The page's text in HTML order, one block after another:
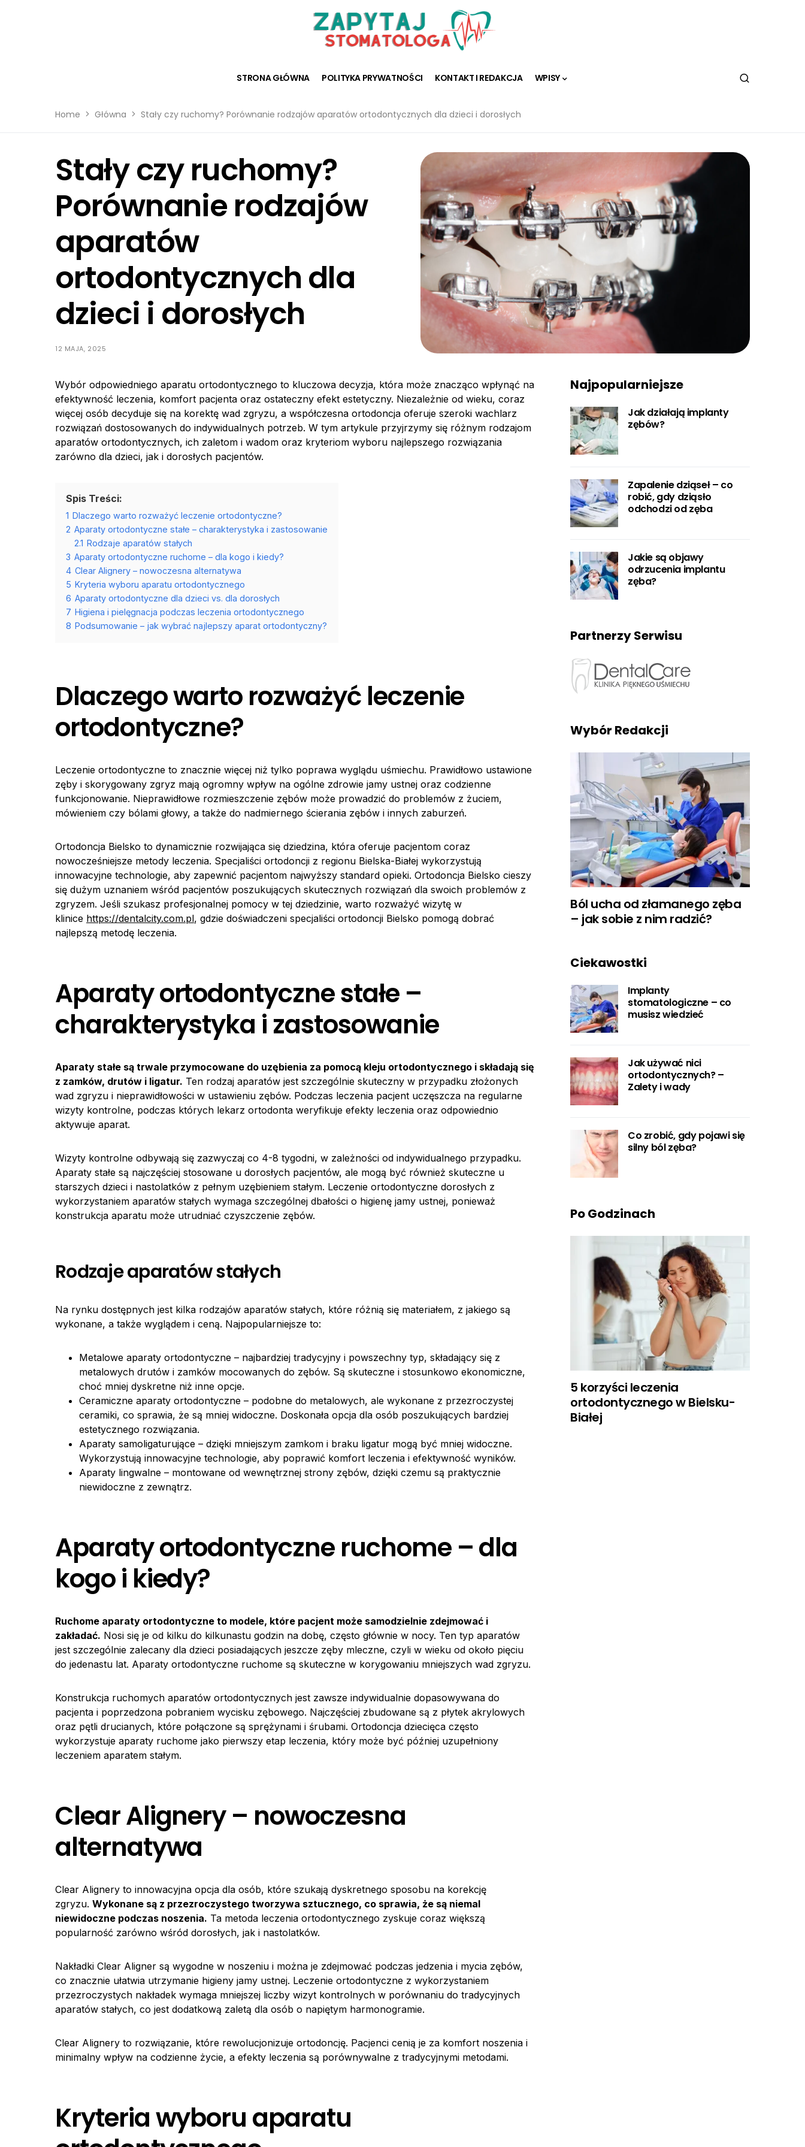
STRONA GŁÓWNA POLITYKA PRYWATNOŚCI KONTAKT I REDAKCJA WPISY
Home Główna Stały czy ruchomy? Porównanie rodzajów aparatów ortodontycznych dla dzieci i dorosłych
Stały czy ruchomy?
Porównanie rodzajów
aparatów
ortodontycznych dla
dzieci i dorosłych
12 MAJA, 2025
Wybór odpowiedniego aparatu ortodontycznego to kluczowa decyzja, która może znacząco wpłynąć na
efektywność leczenia, komfort pacjenta oraz ostateczny efekt estetyczny. Niezależnie od wieku, coraz
więcej osób decyduje się na korektę wad zgryzu, a współczesna ortodoncja oferuje szeroki wachlarz
rozwiązań dostosowanych do indywidualnych potrzeb. W tym artykule przyjrzymy się różnym rodzajom
aparatów ortodontycznych, ich zaletom i wadom oraz kryteriom wyboru najlepszego rozwiązania
zarówno dla dzieci, jak i dorosłych pacjentów.
Spis Treści:
1 Dlaczego warto rozważyć leczenie ortodontyczne?
2 Aparaty ortodontyczne stałe – charakterystyka i zastosowanie
2.1 Rodzaje aparatów stałych
3 Aparaty ortodontyczne ruchome – dla kogo i kiedy?
4 Clear Alignery – nowoczesna alternatywa
5 Kryteria wyboru aparatu ortodontycznego
6 Aparaty ortodontyczne dla dzieci vs. dla dorosłych
7 Higiena i pielęgnacja podczas leczenia ortodontycznego
8 Podsumowanie – jak wybrać najlepszy aparat ortodontyczny?
Dlaczego warto rozważyć leczenie
ortodontyczne?
Leczenie ortodontyczne to znacznie więcej niż tylko poprawa wyglądu uśmiechu. Prawidłowo ustawione
zęby i skorygowany zgryz mają ogromny wpływ na ogólne zdrowie jamy ustnej oraz codzienne
funkcjonowanie. Nieprawidłowe rozmieszczenie zębów może prowadzić do problemów z żuciem,
mówieniem czy bólami głowy, a także do nadmiernego ścierania zębów i innych zaburzeń.
Ortodoncja Bielsko to dynamicznie rozwijająca się dziedzina, która oferuje pacjentom coraz
nowocześniejsze metody leczenia. Specjaliści ortodoncji z regionu Bielska-Białej wykorzystują
innowacyjne technologie, aby zapewnić pacjentom najwyższy standard opieki. Ortodoncja Bielsko cieszy
się dużym uznaniem wśród pacjentów poszukujących skutecznych rozwiązań dla swoich problemów z
zgryzem. Jeśli szukasz profesjonalnej pomocy w tej dziedzinie, warto rozważyć wizytę w
klinice https://dentalcity.com.pl, gdzie doświadczeni specjaliści ortodoncji Bielsko pomogą dobrać
najlepszą metodę leczenia.
Aparaty ortodontyczne stałe –
charakterystyka i zastosowanie
Aparaty stałe są trwale przymocowane do uzębienia za pomocą kleju ortodontycznego i składają się
z zamków, drutów i ligatur. Ten rodzaj aparatów jest szczególnie skuteczny w przypadku złożonych
wad zgryzu i nieprawidłowości w ustawieniu zębów. Podczas leczenia pacjent uczęszcza na regularne
wizyty kontrolne, podczas których lekarz ortodonta weryfikuje efekty leczenia oraz odpowiednio
aktywuje aparat.
Wizyty kontrolne odbywają się zazwyczaj co 4-8 tygodni, w zależności od indywidualnego przypadku.
Aparaty stałe są najczęściej stosowane u dorosłych pacjentów, ale mogą być również skuteczne u
starszych dzieci i nastolatków z pełnym uzębieniem stałym. Leczenie ortodontyczne dorosłych z
wykorzystaniem aparatów stałych wymaga szczególnej dbałości o higienę jamy ustnej, ponieważ
konstrukcja aparatu może utrudniać czyszczenie zębów.
Rodzaje aparatów stałych
Na rynku dostępnych jest kilka rodzajów aparatów stałych, które różnią się materiałem, z jakiego są
wykonane, a także wyglądem i ceną. Najpopularniejsze to:
Metalowe aparaty ortodontyczne – najbardziej tradycyjny i powszechny typ, składający się z
metalowych drutów i zamków mocowanych do zębów. Są skuteczne i stosunkowo ekonomiczne,
choć mniej dyskretne niż inne opcje.
Ceramiczne aparaty ortodontyczne – podobne do metalowych, ale wykonane z przezroczystej
ceramiki, co sprawia, że są mniej widoczne. Doskonała opcja dla osób poszukujących bardziej
estetycznego rozwiązania.
Aparaty samoligaturujące – dzięki mniejszym zamkom i braku ligatur mogą być mniej widoczne.
Wykorzystują innowacyjne technologie, aby poprawić komfort leczenia i efektywność wyników.
Aparaty lingwalne – montowane od wewnętrznej strony zębów, dzięki czemu są praktycznie
niewidoczne z zewnątrz.
Aparaty ortodontyczne ruchome – dla
kogo i kiedy?
Ruchome aparaty ortodontyczne to modele, które pacjent może samodzielnie zdejmować i
zakładać. Nosi się je od kilku do kilkunastu godzin na dobę, często głównie w nocy. Ten typ aparatów
jest szczególnie zalecany dla dzieci posiadających jeszcze zęby mleczne, czyli w wieku od około pięciu
do jedenastu lat. Aparaty ortodontyczne ruchome są skuteczne w korygowaniu mniejszych wad zgryzu.
Konstrukcja ruchomych aparatów ortodontycznych jest zawsze indywidualnie dopasowywana do
pacjenta i poprzedzona pobraniem wycisku zębowego. Najczęściej zbudowane są z płytek akrylowych
oraz pętli drucianych, które połączone są sprężynami i śrubami. Ortodoncja dziecięca często
wykorzystuje aparaty ruchome jako pierwszy etap leczenia, który może być później uzupełniony
leczeniem aparatem stałym.
Clear Alignery – nowoczesna
alternatywa
Clear Alignery to innowacyjna opcja dla osób, które szukają dyskretnego sposobu na korekcję
zgryzu. Wykonane są z przezroczystego tworzywa sztucznego, co sprawia, że są niemal
niewidoczne podczas noszenia. Ta metoda leczenia ortodontycznego zyskuje coraz większą
popularność zarówno wśród dorosłych, jak i nastolatków.
Nakładki Clear Aligner są wygodne w noszeniu i można je zdejmować podczas jedzenia i mycia zębów,
co znacznie ułatwia utrzymanie higieny jamy ustnej. Leczenie ortodontyczne z wykorzystaniem
przezroczystych nakładek wymaga mniejszej liczby wizyt kontrolnych w porównaniu do tradycyjnych
aparatów stałych, co jest dodatkową zaletą dla osób o napiętym harmonogramie.
Clear Alignery to rozwiązanie, które rewolucjonizuje ortodoncję. Pacjenci cenią je za komfort noszenia i
minimalny wpływ na codzienne życie, a efekty leczenia są porównywalne z tradycyjnymi metodami.
Kryteria wyboru aparatu
Najpopularniejsze
Jak działają implanty
zębów?
Zapalenie dziąseł – co
robić, gdy dziąsło
odchodzi od zęba
Jakie są objawy
odrzucenia implantu
zęba?
Partnerzy Serwisu
Wybór Redakcji
Ból ucha od złamanego zęba
– jak sobie z nim radzić?
Ciekawostki
Implanty
stomatologiczne – co
musisz wiedzieć
Jak używać nici
ortodontycznych? –
Zalety i wady
Co zrobić, gdy pojawi się
silny ból zęba?
Po Godzinach
5 korzyści leczenia
ortodontycznego w Bielsku-
Białej